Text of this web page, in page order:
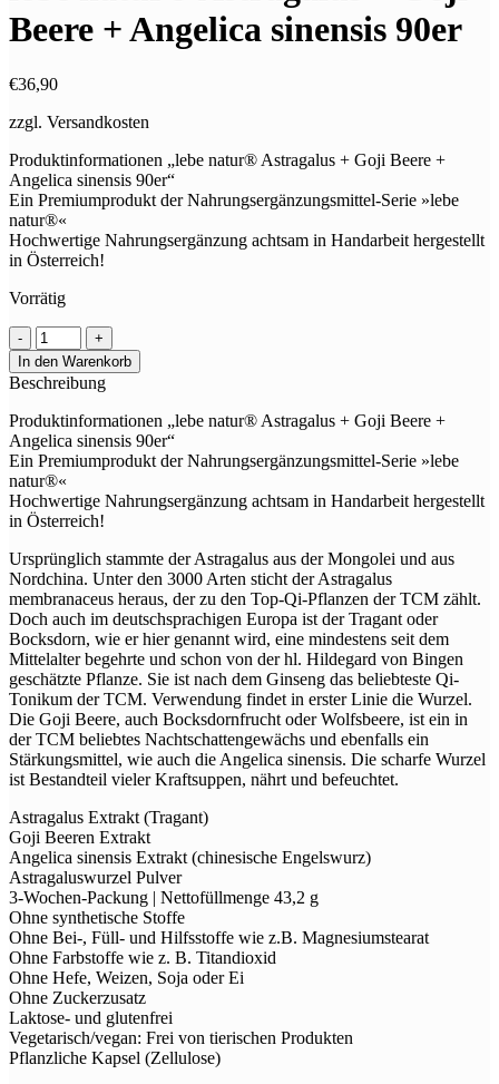
Beere + Angelica sinensis 90er
€36,90
zzgl. Versandkosten
Produktinformationen „lebe natur® Astragalus + Goji Beere +
Angelica sinensis 90er“
Ein Premiumprodukt der Nahrungsergänzungsmittel-Serie »lebe
natur®«
Hochwertige Nahrungsergänzung achtsam in Handarbeit hergestellt
in Österreich!
Vorrätig
lebe
natur®
Astragalus
+
Goji
Beere
+
Angelica
sinensis
90er
In den Warenkorb
Beschreibung
Produktinformationen „lebe natur® Astragalus + Goji Beere +
Angelica sinensis 90er“
Ein Premiumprodukt der Nahrungsergänzungsmittel-Serie »lebe
natur®«
Hochwertige Nahrungsergänzung achtsam in Handarbeit hergestellt
in Österreich!
Ursprünglich stammte der Astragalus aus der Mongolei und aus
Nordchina. Unter den 3000 Arten sticht der Astragalus
membranaceus heraus, der zu den Top-Qi-Pflanzen der TCM zählt.
Doch auch im deutschsprachigen Europa ist der Tragant oder
Bocksdorn, wie er hier genannt wird, eine mindestens seit dem
Mittelalter begehrte und schon von der hl. Hildegard von Bingen
geschätzte Pflanze. Sie ist nach dem Ginseng das beliebteste Qi-
Tonikum der TCM. Verwendung findet in erster Linie die Wurzel.
Die Goji Beere, auch Bocksdornfrucht oder Wolfsbeere, ist ein in
der TCM beliebtes Nachtschattengewächs und ebenfalls ein
Stärkungsmittel, wie auch die Angelica sinensis. Die scharfe Wurzel
ist Bestandteil vieler Kraftsuppen, nährt und befeuchtet.
Astragalus Extrakt (Tragant)
Goji Beeren Extrakt
Angelica sinensis Extrakt (chinesische Engelswurz)
Astragaluswurzel Pulver
3-Wochen-Packung | Nettofüllmenge 43,2 g
Ohne synthetische Stoffe
Ohne Bei-, Füll- und Hilfsstoffe wie z.B. Magnesiumstearat
Ohne Farbstoffe wie z. B. Titandioxid
Ohne Hefe, Weizen, Soja oder Ei
Ohne Zuckerzusatz
Laktose- und glutenfrei
Vegetarisch/vegan: Frei von tierischen Produkten
Pflanzliche Kapsel (Zellulose)